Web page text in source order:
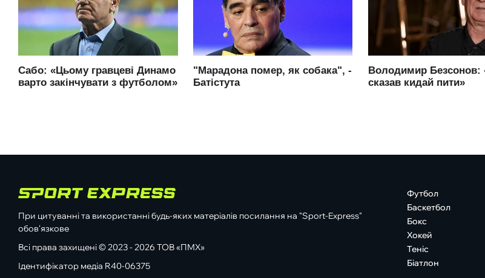
При цитуванні та використанні будь-яких матеріалів посилання на "Sport-Express"
обов'язкове
Всі права захищені © 2023 - 2026 ТОВ «ПМХ»
Ідентифікатор медіа R40-06375
Футбол
Баскетбол
Бокс
Хокей
Теніс
Біатлон